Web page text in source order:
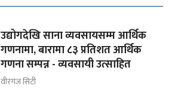
उद्योगदेखि साना व्यवसायसम्म आर्थिक
गणनामा, बारामा ८३ प्रतिशत आर्थिक
गणना सम्पन्न - व्यवसायी उत्साहित
वीरगंज सिटी